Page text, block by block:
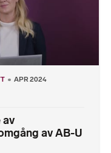
APR 2024
av
av AB-U